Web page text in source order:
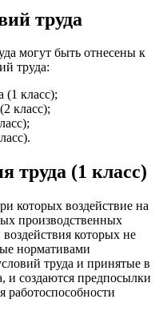
труда
могут быть отнесены к
труда:
(1 класс);
класс);
труда (1 класс)
которых воздействие на
производственных
которых не
нормативами
труда и принятые в
и создаются предпосылки
работоспособности